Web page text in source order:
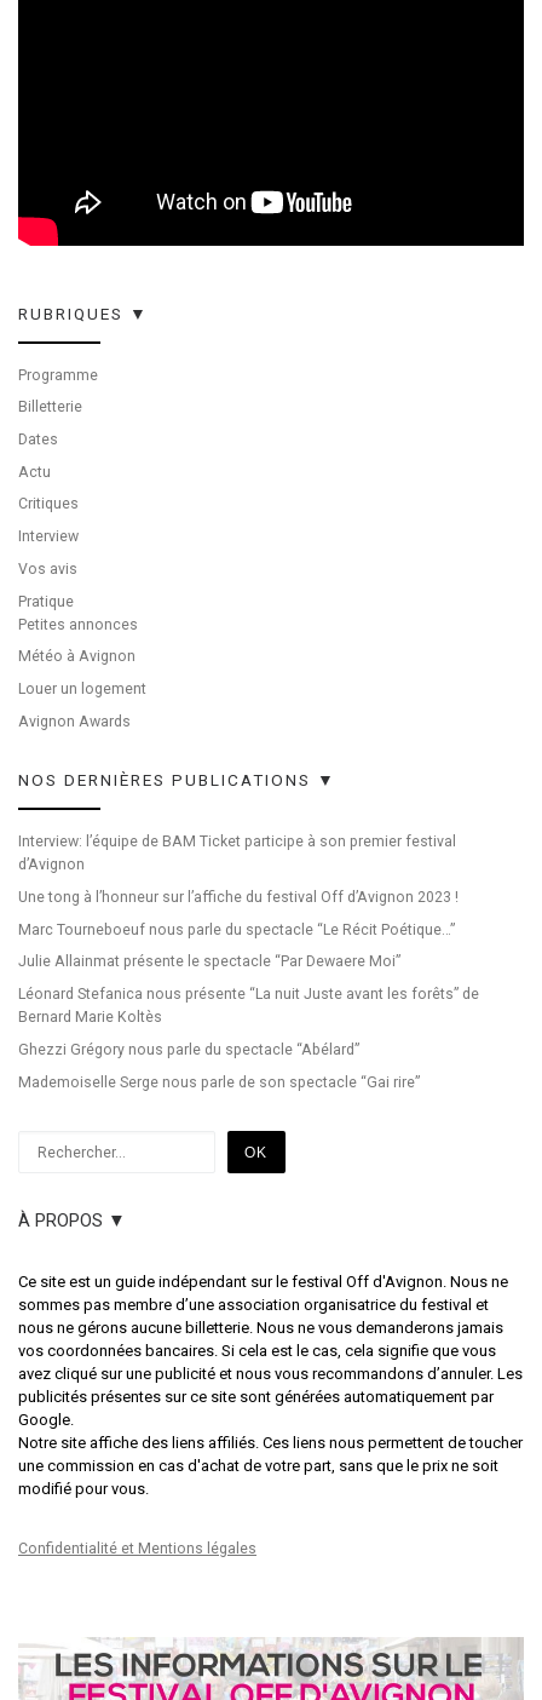
RUBRIQUES ▼
Programme
Billetterie
Dates
Actu
Critiques
Interview
Vos avis
Pratique
Petites annonces
Météo à Avignon
Louer un logement
Avignon Awards
NOS DERNIÈRES PUBLICATIONS ▼
Interview: l’équipe de BAM Ticket participe à son premier festival
d’Avignon
Une tong à l’honneur sur l’affiche du festival Off d’Avignon 2023 !
Marc Tourneboeuf nous parle du spectacle “Le Récit Poétique…”
Julie Allainmat présente le spectacle “Par Dewaere Moi”
Léonard Stefanica nous présente “La nuit Juste avant les forêts” de
Bernard Marie Koltès
Ghezzi Grégory nous parle du spectacle “Abélard”
Mademoiselle Serge nous parle de son spectacle “Gai rire”
OK
À PROPOS ▼
Ce site est un guide indépendant sur le festival Off d'Avignon. Nous ne
sommes pas membre d’une association organisatrice du festival et
nous ne gérons aucune billetterie. Nous ne vous demanderons jamais
vos coordonnées bancaires. Si cela est le cas, cela signifie que vous
avez cliqué sur une publicité et nous vous recommandons d’annuler. Les
publicités présentes sur ce site sont générées automatiquement par
Google.
Notre site affiche des liens affiliés. Ces liens nous permettent de toucher
une commission en cas d'achat de votre part, sans que le prix ne soit
modifié pour vous.
Confidentialité et Mentions légales